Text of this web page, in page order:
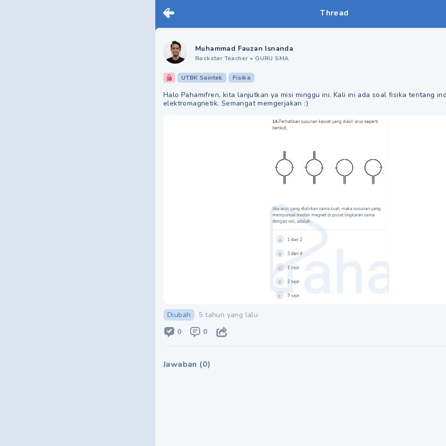
Thread
Muhammad Fauzan Isnanda
Rockstar Teacher • GURU SMA
UTBK Saintek Fisika
Halo Pahamifren, kita lanjutkan ya misi minggu ini. Kali ini ada soal fisika tentang
elektromagnetik. Semangat memgerjakan :)
Diubah
5 tahun yang lalu
0
0
Jawaban (0)